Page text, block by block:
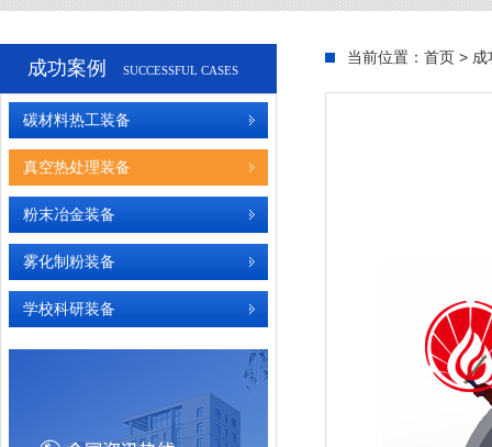
成功案例 SUCCESSFUL CASES
碳材料热工装备
真空热处理装备
粉末冶金装备
雾化制粉装备
学校科研装备
当前位置： 首页 > 成